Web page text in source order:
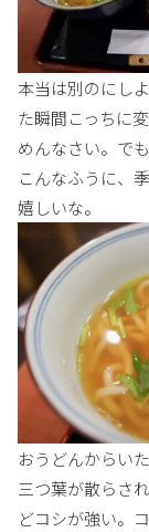
本当は別のにし
た瞬間こっちに
めんなさい。で
こんなふうに、
嬉しいな。
おうどんからい
三つ葉が散らさ
どコシが強い。